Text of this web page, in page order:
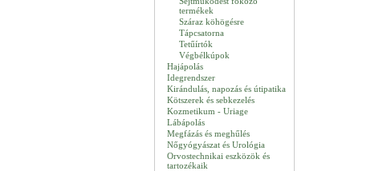
termékek
Száraz köhögésre
Tápcsatorna
Tetűírtók
Végbélkúpok
Hajápolás
Idegrendszer
Kirándulás, napozás és útipatika
Kötszerek és sebkezelés
Kozmetikum - Uriage
Lábápolás
Megfázás és meghűlés
Nőgyógyászat és Urológia
Orvostechnikai eszközök és
tartozékaik